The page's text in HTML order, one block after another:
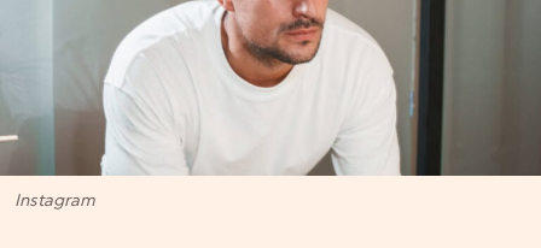
Instagram